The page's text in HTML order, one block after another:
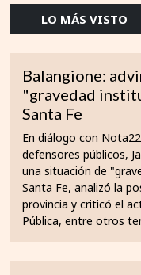
LO MÁS VISTO
Balangione:
"gravedad
Santa Fe
En diálogo con
defensores públicos,
una situación de
Santa Fe, analizó la
provincia y criticó el
Pública, entre otros